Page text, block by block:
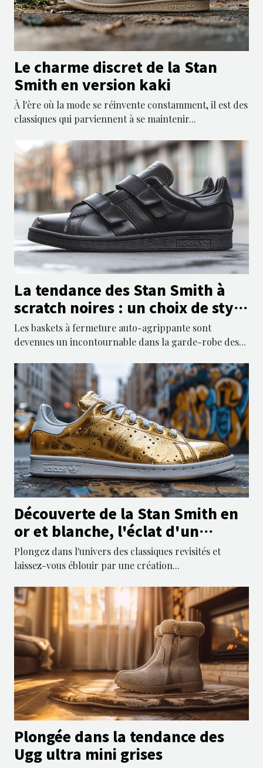
Le charme discret de la Stan
Smith en version kaki
À l'ère où la mode se réinvente constamment, il est des
classiques qui parviennent à se maintenir...
La tendance des Stan Smith à
scratch noires : un choix de style
et de confort
Les baskets à fermeture auto-agrippante sont
devenues un incontournable dans la garde-robe des...
Découverte de la Stan Smith en
or et blanche, l'éclat d'un
classique revisité
Plongez dans l'univers des classiques revisités et
laissez-vous éblouir par une création...
Plongée dans la tendance des
Ugg ultra mini grises